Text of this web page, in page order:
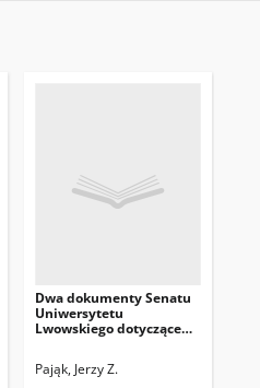
Dwa dokumenty Senatu
Uniwersytetu
Lwowskiego dotyczące
Pająk, Jerzy Z.